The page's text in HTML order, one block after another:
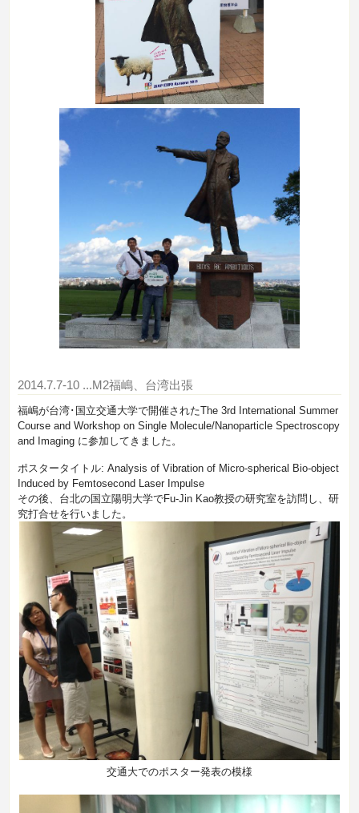
2014.7.7-10 ...M2福嶋、台湾出張
福嶋が台湾･国立交通大学で開催されたThe 3rd International Summer
Course and Workshop on Single Molecule/Nanoparticle Spectroscopy
and Imaging に参加してきました。
ポスタータイトル: Analysis of Vibration of Micro-spherical Bio-object
Induced by Femtosecond Laser Impulse
その後、台北の国立陽明大学でFu-Jin Kao教授の研究室を訪問し、研
究打合せを行いました。
交通大でのポスター発表の模様